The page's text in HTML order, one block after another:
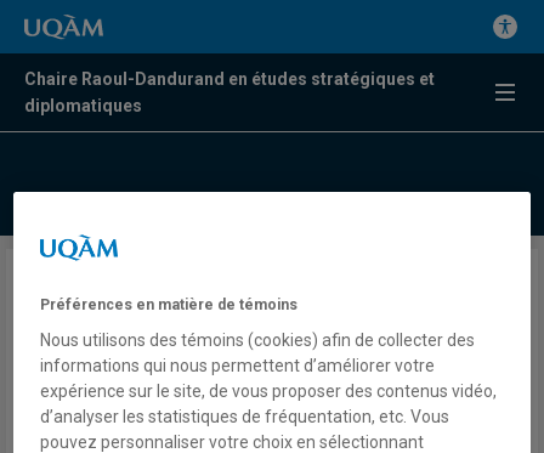
Chaire Raoul-Dandurand en études stratégiques et
diplomatiques
«Le Monde après nous» : 3
leçons à tirer de la
cyberattaque apocalyptique
imaginée dans le film
Préférences en matière de témoins
Nous utilisons des témoins (cookies) afin de collecter des
informations qui nous permettent d’améliorer votre
expérience sur le site, de vous proposer des contenus vidéo,
d’analyser les statistiques de fréquentation, etc. Vous
pouvez personnaliser votre choix en sélectionnant